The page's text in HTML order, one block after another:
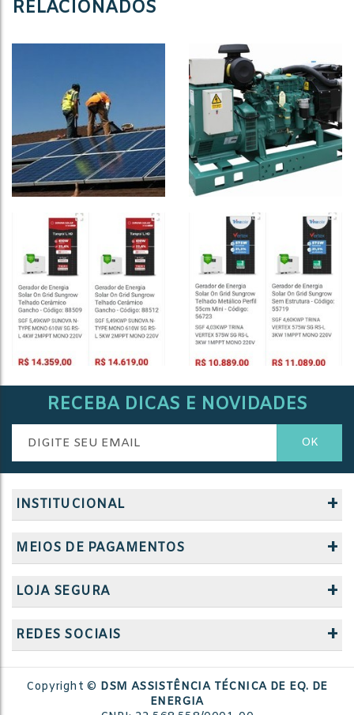
RELACIONADOS
RECEBA DICAS E NOVIDADES
INSTITUCIONAL +
MEIOS DE PAGAMENTOS +
LOJA SEGURA +
REDES SOCIAIS +
Copyright © DSM ASSISTÊNCIA TÉCNICA DE EQ. DE
ENERGIA